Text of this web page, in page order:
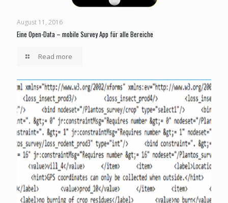
August 11, 2016
Eine Open-Data – mobile Survey App für alle Bereiche
Read more